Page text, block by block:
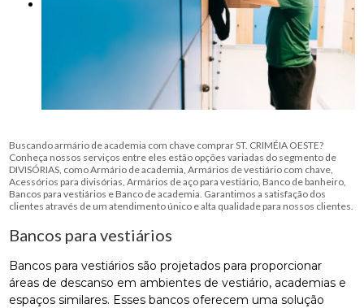
Buscando armário de academia com chave comprar ST. CRIMÉIA OESTE?
Conheça nossos serviços entre eles estão opções variadas do segmento de
DIVISÓRIAS, como Armário de academia, Armários de vestiário com chave,
Acessórios para divisórias, Armários de aço para vestiário, Banco de banheiro,
Bancos para vestiários e Banco de academia. Garantimos a satisfação dos
clientes através de um atendimento único e alta qualidade para nossos clientes.
Bancos para vestiários
Bancos para vestiários são projetados para proporcionar
áreas de descanso em ambientes de vestiário, academias e
espaços similares. Esses bancos oferecem uma solução